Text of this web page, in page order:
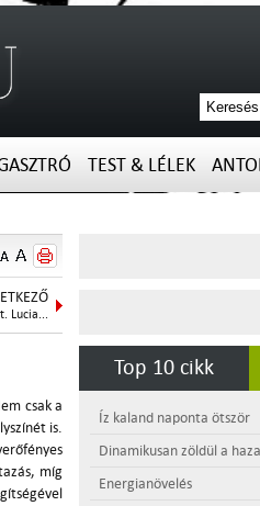
TEST & LÉLEK
Lucia...
csak a
is.
míg
Top 10 cikk
Íz kaland naponta ötször
Dinamikusan zöldül a
Energianövelés